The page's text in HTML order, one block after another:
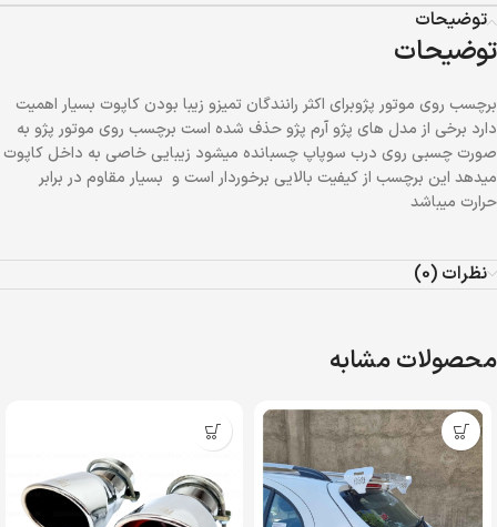
توضیحات
توضیحات
برچسب روی موتور پژوبرای اکثر رانندگان تمیزو زیبا بودن کاپوت بسیار اهمیت
دارد برخی از مدل های پژو آرم پژو حذف شده است برچسب روی موتور پژو به
صورت چسبی روی درب سوپاپ چسبانده میشود زیبایی خاصی به داخل کاپوت
میدهد این برچسب از کیفیت بالایی برخوردار است و بسیار مقاوم در برابر
حرارت میباشد
نظرات (0)
محصولات مشابه